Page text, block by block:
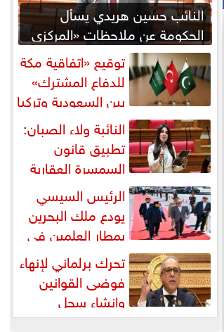
النائب حسين هريدي يسأل
الحكومة عن ملاحظات «المركزي
للمحاسبات» بشأن المنطقة
اقتصادية...
توقيع «اتفاقية مكة
للدفاع المشترك»
بين السعودية وتركيا
وباكستان
النائبة ولاء الصبان:
تطبيق قانون
السمسرة العقارية
ضرورة لضبط السوق وحماية
حقوق...
الرئيس السيسي
يودع ملك البحرين
بمطار العلمين في
ختام زيارته إلى مصرتحرك برلماني لإنهاء
فوضى القوانين
وإنشاء سجل
تشريعي إلكتروني